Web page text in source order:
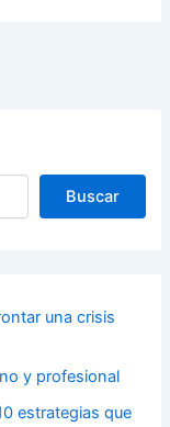
Buscar
una crisis
y profesional
estrategias que